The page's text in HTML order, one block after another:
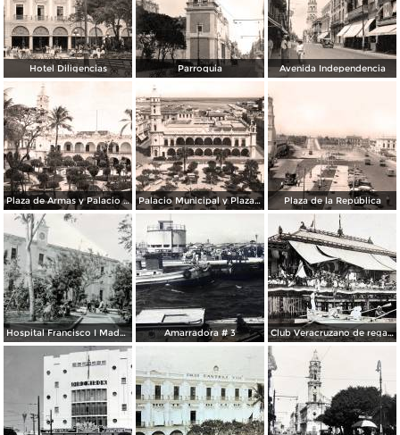
Hotel Diligencias Parroquia Avenida Independencia
Plaza de Armas y Palacio Municipal Palacio Municipal y Plaza de Armas Plaza de la República
Hospital Francisco I Madero. Amarradora # 3 Club Veracruzano de regatas.